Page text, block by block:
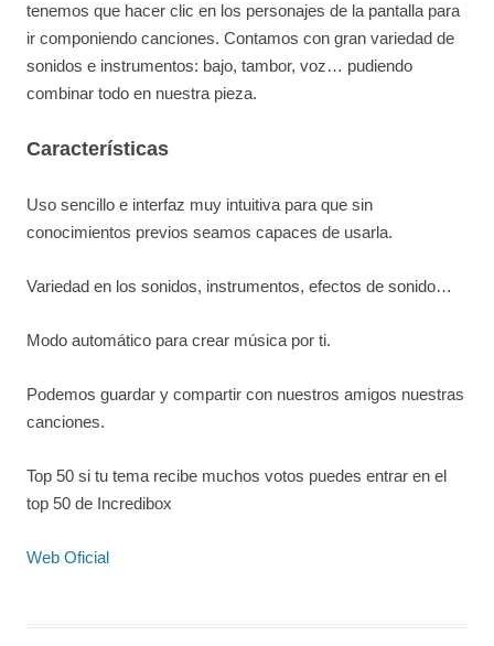
tenemos que hacer clic en los personajes de la pantalla para
ir componiendo canciones. Contamos con gran variedad de
sonidos e instrumentos: bajo, tambor, voz… pudiendo
combinar todo en nuestra pieza.
Características
Uso sencillo e interfaz muy intuitiva para que sin
conocimientos previos seamos capaces de usarla.
Variedad en los sonidos, instrumentos, efectos de sonido…
Modo automático para crear música por ti.
Podemos guardar y compartir con nuestros amigos nuestras
canciones.
Top 50 si tu tema recibe muchos votos puedes entrar en el
top 50 de Incredibox
Web Oficial